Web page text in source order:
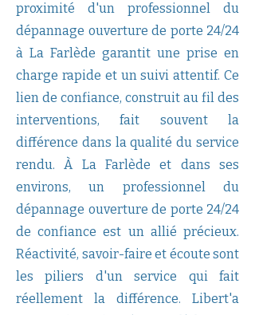
proximité d'un professionnel du
dépannage ouverture de porte 24/24
à La Farlède garantit une prise en
charge rapide et un suivi attentif. Ce
lien de confiance, construit au fil des
interventions, fait souvent la
différence dans la qualité du service
rendu. À La Farlède et dans ses
environs, un professionnel du
dépannage ouverture de porte 24/24
de confiance est un allié précieux.
Réactivité, savoir-faire et écoute sont
les piliers d'un service qui fait
réellement la différence. Libert'a